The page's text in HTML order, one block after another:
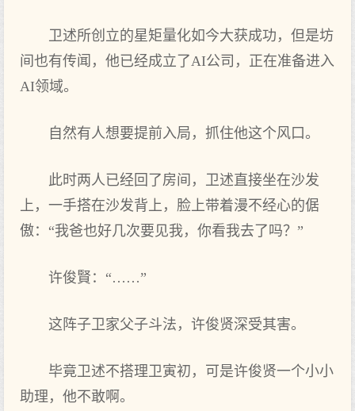
卫述所创立的星矩量化如今大获成功，但是坊
间也有传闻，他已经成立了AI公司，正在准备进入
AI领域。
自然有人想要提前入局，抓住他这个风口。
此时两人已经回了房间，卫述直接坐在沙发
上，一手搭在沙发背上，脸上带着漫不经心的倨
傲：“我爸也好几次要见我，你看我去了吗？”
许俊賢：“……”
这阵子卫家父子斗法，许俊贤深受其害。
毕竟卫述不搭理卫寅初，可是许俊贤一个小小
助理，他不敢啊。